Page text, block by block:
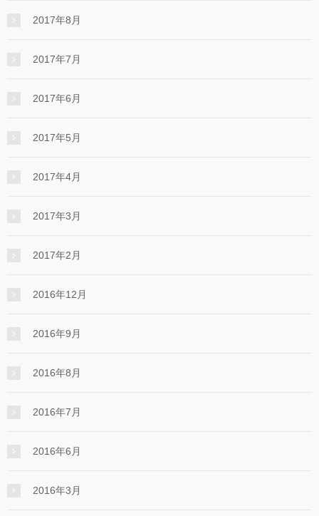
2017年8月
2017年7月
2017年6月
2017年5月
2017年4月
2017年3月
2017年2月
2016年12月
2016年9月
2016年8月
2016年7月
2016年6月
2016年3月